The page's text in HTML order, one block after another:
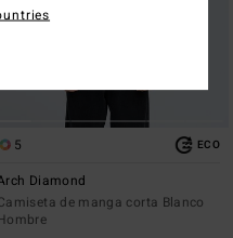
5 ECO
Diamond
de manga corta Blanco